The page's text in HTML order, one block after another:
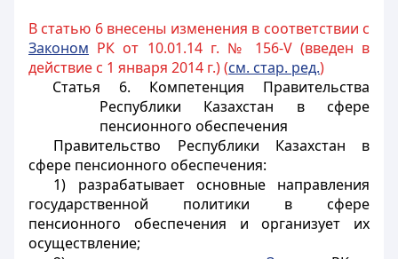
В статью 6 внесены изменения в соответствии с
Законом РК от 10.01.14 г. № 156-V (введен в
действие с 1 января 2014 г.) (см. стар. ред.)
Статья 6. Компетенция Правительства
Республики Казахстан в сфере
пенсионного обеспечения
Правительство Республики Казахстан в
сфере пенсионного обеспечения:
1) разрабатывает основные направления
государственной политики в сфере
пенсионного обеспечения и организует их
осуществление;